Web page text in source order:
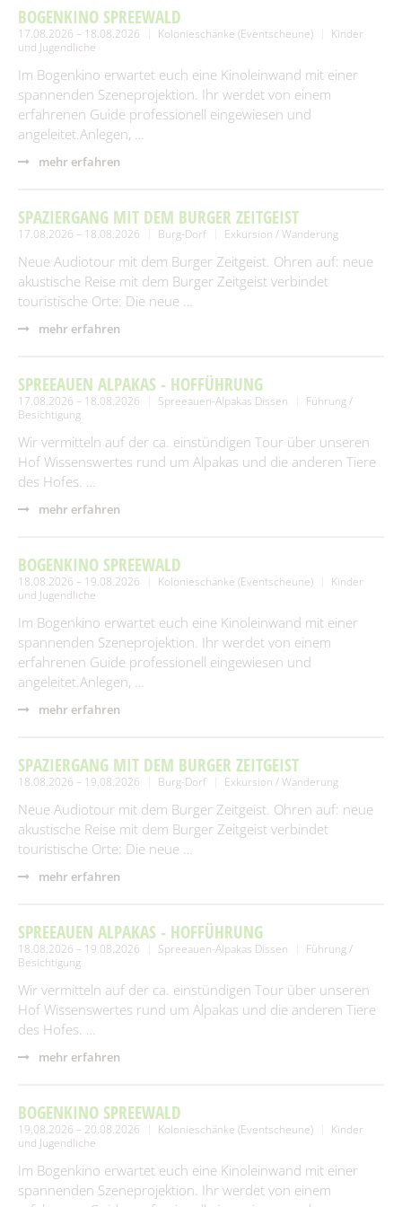
Fundtiere
Zahlen & Statistik
Formularservice
Spielplätze
Spenden & Sponsoring
Tourismus
BOGENKINO SPREEWALD
17.08.2026 – 18.08.2026 Kolonieschänke (Eventscheune)
Kinder
und Jugendliche
Im Bogenkino erwartet euch eine Kinoleinwand mit einer
spannenden Szeneprojektion. Ihr werdet von einem
erfahrenen Guide professionell eingewiesen und
angeleitet.Anlegen, …
mehr erfahren
SPAZIERGANG MIT DEM BURGER ZEITGEIST
17.08.2026 – 18.08.2026 Burg-Dorf Exkursion / Wanderung
Neue Audiotour mit dem Burger Zeitgeist. Ohren auf: neue
akustische Reise mit dem Burger Zeitgeist verbindet
touristische Orte: Die neue …
mehr erfahren
SPREEAUEN ALPAKAS - HOFFÜHRUNG
17.08.2026 – 18.08.2026 Spreeauen-Alpakas Dissen
Führung /
Besichtigung
Wir vermitteln auf der ca. einstündigen Tour über unseren
Hof Wissenswertes rund um Alpakas und die anderen Tiere
des Hofes. …
mehr erfahren
BOGENKINO SPREEWALD
18.08.2026 – 19.08.2026 Kolonieschänke (Eventscheune)
Kinder
und Jugendliche
Im Bogenkino erwartet euch eine Kinoleinwand mit einer
spannenden Szeneprojektion. Ihr werdet von einem
erfahrenen Guide professionell eingewiesen und
angeleitet.Anlegen, …
mehr erfahren
SPAZIERGANG MIT DEM BURGER ZEITGEIST
18.08.2026 – 19.08.2026 Burg-Dorf Exkursion / Wanderung
Neue Audiotour mit dem Burger Zeitgeist. Ohren auf: neue
akustische Reise mit dem Burger Zeitgeist verbindet
touristische Orte: Die neue …
mehr erfahren
SPREEAUEN ALPAKAS - HOFFÜHRUNG
18.08.2026 – 19.08.2026 Spreeauen-Alpakas Dissen
Führung /
Besichtigung
Wir vermitteln auf der ca. einstündigen Tour über unseren
Hof Wissenswertes rund um Alpakas und die anderen Tiere
des Hofes. …
mehr erfahren
BOGENKINO SPREEWALD
19.08.2026 – 20.08.2026 Kolonieschänke (Eventscheune)
Kinder
und Jugendliche
Im Bogenkino erwartet euch eine Kinoleinwand mit einer
spannenden Szeneprojektion. Ihr werdet von einem